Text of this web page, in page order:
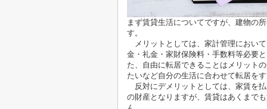
まず賃貸生活についてですが、建物の
す。
メリットとしては、家計管理におい
金・礼金・家財保険料・手数料等必要
た、自由に転居できることはメリット
たいなど自分の生活に合わせて転居を
反対にデメリットとしては、家賃を
の財産となりますが、賃貸はあくまで